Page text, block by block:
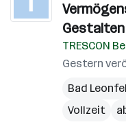
TRESCON
Gestern
Bad
Vollzeit